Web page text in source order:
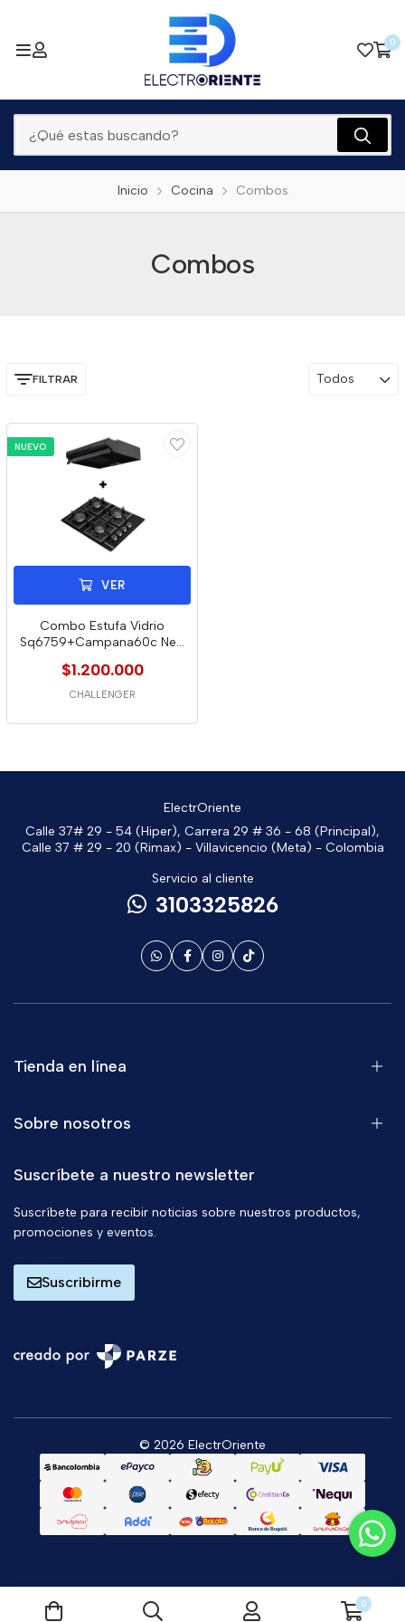
0
Inicio Cocina Combos
Combos
FILTRAR Todos
NUEVO
VER
Combo Estufa Vidrio
Sq6759+Campana60c Neg
$1.200.000
CHALLENGER
ElectrOriente
Calle 37# 29 - 54 (Hiper), Carrera 29 # 36 - 68 (Principal),
Calle 37 # 29 - 20 (Rimax) - Villavicencio (Meta) - Colombia
Servicio al cliente
3103325826
Tienda en línea
Sobre nosotros
Suscríbete a nuestro newsletter
Suscríbete para recibir noticias sobre nuestros productos,
promociones y eventos.
Suscribirme
© 2026 ElectrOriente
0